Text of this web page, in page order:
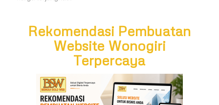
Rekomendasi Pembuatan
Website Wonogiri
Terpercaya